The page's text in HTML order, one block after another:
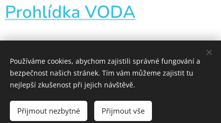
Prohlídka VODA
SŠ/VŠ
Používáme cookies, abychom zajistili správné fungování a
bezpečnost našich stránek. Tím vám můžeme zajistit tu
nejlepší zkušenost při jejich návštěvě.
Přijmout nezbytné Přijmout vše